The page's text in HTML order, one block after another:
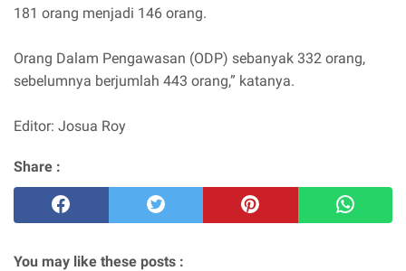
181 orang menjadi 146 orang.
Orang Dalam Pengawasan (ODP) sebanyak 332 orang,
sebelumnya berjumlah 443 orang,” katanya.
Editor: Josua Roy
Share :
You may like these posts :